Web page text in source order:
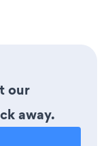
our
away.